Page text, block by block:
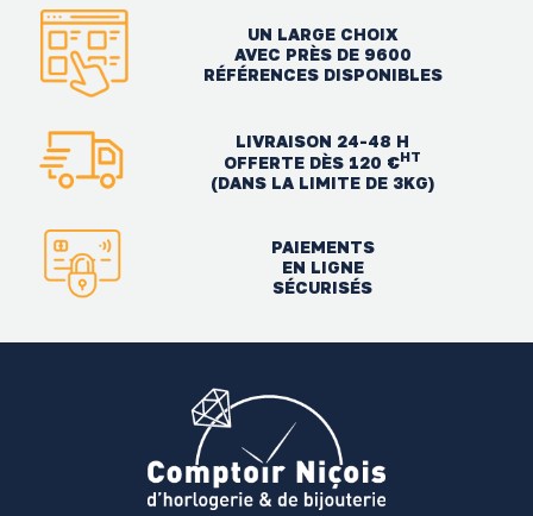
UN LARGE CHOIX
AVEC PRÈS DE 9600
RÉFÉRENCES DISPONIBLES
LIVRAISON 24-48 H
OFFERTE DÈS 120 €HT
(DANS LA LIMITE DE 3KG)
PAIEMENTS
EN LIGNE
SÉCURISÉS